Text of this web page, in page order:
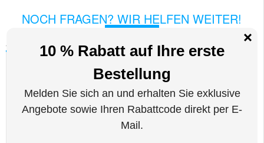
NOCH FRAGEN? WIR HELFEN WEITER!
LIVE CHAT
Material: Polyurethan
Technische Daten:
- Automatische An/Aus Frontabdeckung aktiviert das Gerät beim Öffnen und
versetzt es in den Ruhezustand beim Schließen